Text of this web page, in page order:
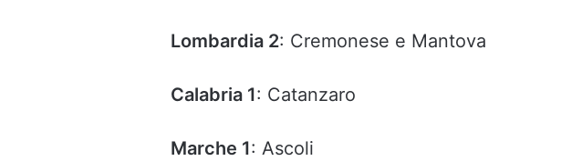
Lombardia 2: Cremonese e Mantova
Calabria 1: Catanzaro
Marche 1: Ascoli